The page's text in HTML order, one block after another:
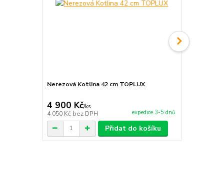
Nerezová Kotlina 42 cm TOPLUX
4 900 Kč/ks
4 050 Kč bez DPH expedice 3-5 dnů
Přidat do košíku